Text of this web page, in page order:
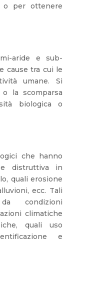
o per ottenere
aride e sub-
cause tra cui le
umane. Si
la scomparsa
biologica o
che hanno
e distruttiva in
quali erosione
ecc. Tali
condizioni
climatiche
quali uso
e